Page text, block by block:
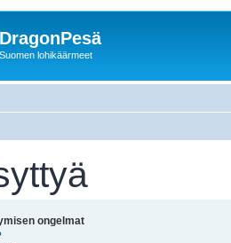
DragonPesä
Suomen lohikäärmeet
ongelmat